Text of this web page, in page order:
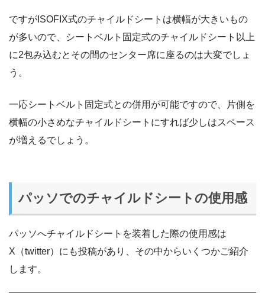
ですがISOFIX式のチャイルドシートは横幅が大きいもの
が多いので、シートベルト固定式のチャイルドシート以上
に2包み込むとその間のセンター席に座るのは大変でしょ
う。
一応シートベルト固定式との併用が可能ですので、片側を
横幅の小さめなチャイルドシートにすれば少しはスペース
が増えるでしょう。
パッソでのチャイルドシートの使用感
パッソへチャイルドシートを装着した際の使用感は
X（twitter）にも投稿があり、その中からいくつかご紹介
します。